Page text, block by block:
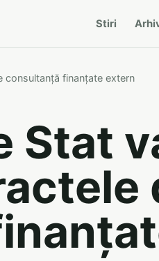
Stiri
consultanță finanțate extern
Stat